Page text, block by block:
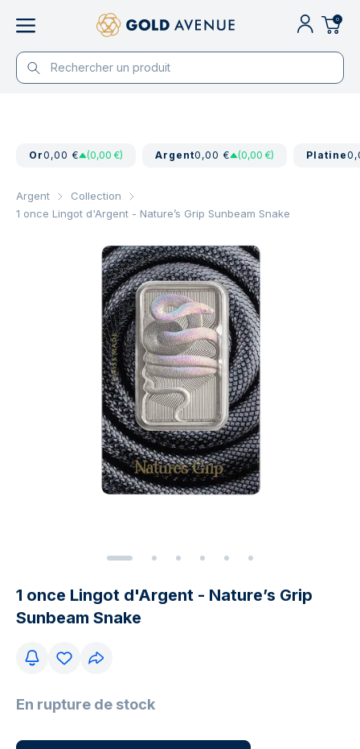
0
Or0,00 € (0,00 €) Argent0,00 € (0,00 €) Platine
Argent
Collection
1 once Lingot d'Argent - Nature’s Grip Sunbeam Snake
1 once Lingot d'Argent - Nature’s Grip
Sunbeam Snake​
En rupture de stock